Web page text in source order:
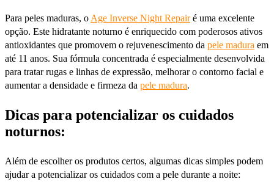
Para peles maduras, o Age Inverse Night Repairé uma excelente
opção. Este hidratante noturno é enriquecido com poderosos ativos
antioxidantes que promovem o rejuvenescimento da pele madura em
até 11 anos. Sua fórmula concentrada é especialmente desenvolvida
para tratar rugas e linhas de expressão, melhorar o contorno facial e
aumentar a densidade e firmeza da pele madura.
Dicas para potencializar os cuidados
noturnos:
Além de escolher os produtos certos, algumas dicas simples podem
ajudar a potencializar os cuidados com a pele durante a noite: